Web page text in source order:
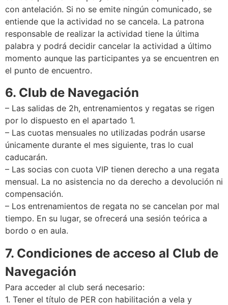
con antelación. Si no se emite ningún comunicado, se
entiende que la actividad no se cancela. La patrona
responsable de realizar la actividad tiene la última
palabra y podrá decidir cancelar la actividad a último
momento aunque las participantes ya se encuentren en
el punto de encuentro.
6. Club de Navegación
– Las salidas de 2h, entrenamientos y regatas se rigen
por lo dispuesto en el apartado 1.
– Las cuotas mensuales no utilizadas podrán usarse
únicamente durante el mes siguiente, tras lo cual
caducarán.
– Las socias con cuota VIP tienen derecho a una regata
mensual. La no asistencia no da derecho a devolución ni
compensación.
– Los entrenamientos de regata no se cancelan por mal
tiempo. En su lugar, se ofrecerá una sesión teórica a
bordo o en aula.
7. Condiciones de acceso al Club de
Navegación
Para acceder al club será necesario:
1. Tener el título de PER con habilitación a vela y